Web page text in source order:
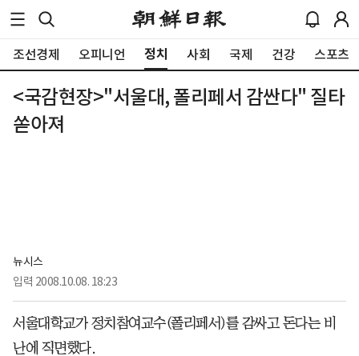
조선경제 오피니언 정치 사회 국제 건강 스포츠
<국감현장>"서울대, 폴리페서 감싼다" 질타
쏟아져
뉴시스
입력 2008.10.08. 18:23
서울대학교가 정치참여교수(폴리페서)를 감싸고 돈다는 비
난에 직면했다.